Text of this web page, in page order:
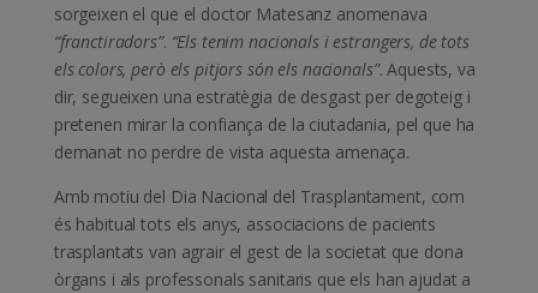
sorgeixen el que el doctor Matesanz anomenava
“franctiradors”. “Els tenim nacionals i estrangers, de tots
els colors, però els pitjors són els nacionals”. Aquests, va
dir, segueixen una estratègia de desgast per degoteig i
pretenen mirar la confiança de la ciutadania, pel que ha
demanat no perdre de vista aquesta amenaça.
Amb motiu del Dia Nacional del Trasplantament, com
és habitual tots els anys, associacions de pacients
trasplantats van agrair el gest de la societat que dona
òrgans i als professonals sanitaris que els han ajudat a